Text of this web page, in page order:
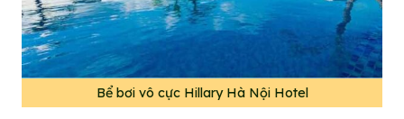
Bể bơi vô cực Hillary Hà Nội Hotel